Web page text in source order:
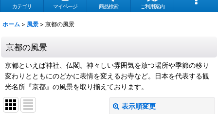
カテゴリ マイページ 商品検索 ご利用案内
ホーム > 風景 > 京都の風景
京都の風景
京都といえば神社、仏閣。神々しい雰囲気を放つ場所や季節の移り
変わりとともにのどかに表情を変えるお寺など。日本を代表する観
光名所『京都』の風景を取り揃えております。
表示順変更